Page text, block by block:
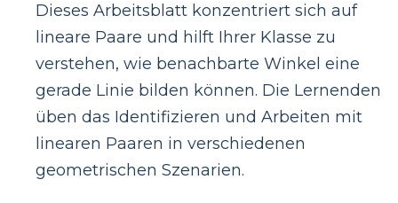
Dieses Arbeitsblatt konzentriert sich auf
lineare Paare und hilft Ihrer Klasse zu
verstehen, wie benachbarte Winkel eine
gerade Linie bilden können. Die Lernenden
üben das Identifizieren und Arbeiten mit
linearen Paaren in verschiedenen
geometrischen Szenarien.